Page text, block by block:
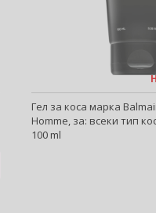
Гел за коса марка
Homme, за: всеки тип
100 ml